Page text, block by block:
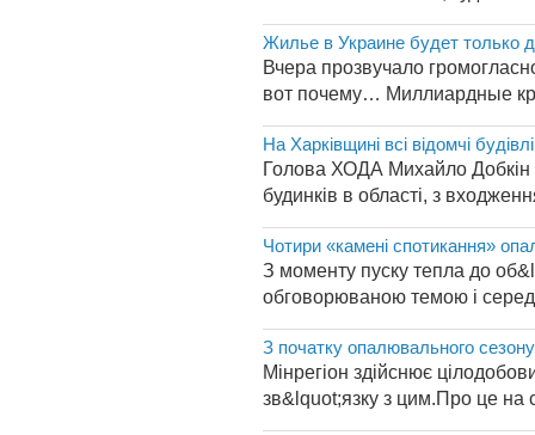
Жилье в Украине будет только
Вчера прозвучало
вот почему… Миллиардные
На Харківщині всі відомчі
Голова ХОДА Михайло Добкін
будинків в області, з
Чотири «камені спотикання»
З моменту пуску тепла до
обговорюваною темою і серед
З початку опалювального
Мінрегіон здійснює
зв&lquot;язку з цим.Про це на